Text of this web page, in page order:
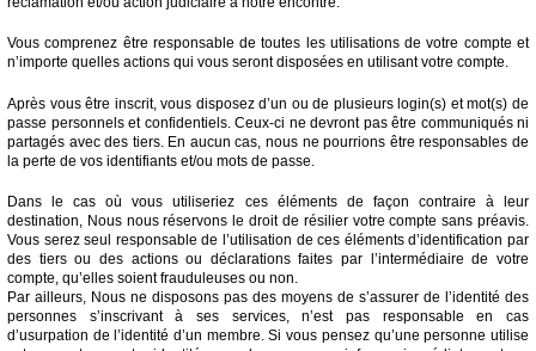
Vous comprenez être responsable de toutes les utilisations de votre compte et
n’importe quelles actions qui vous seront disposées en utilisant votre compte.
Après vous être inscrit, vous disposez d’un ou de plusieurs login(s) et mot(s) de
passe personnels et confidentiels. Ceux-ci ne devront pas être communiqués ni
partagés avec des tiers. En aucun cas, nous ne pourrions être responsables de
la perte de vos identifiants et/ou mots de passe.
Dans le cas où vous utiliseriez ces éléments de façon contraire à leur
destination, Nous nous réservons le droit de résilier votre compte sans préavis.
Vous serez seul responsable de l’utilisation de ces éléments d’identification par
des tiers ou des actions ou déclarations faites par l’intermédiaire de votre
compte, qu’elles soient frauduleuses ou non.
Par ailleurs, Nous ne disposons pas des moyens de s’assurer de l’identité des
personnes s’inscrivant à ses services, n’est pas responsable en cas
d’usurpation de l’identité d’un membre. Si vous pensez qu’une personne utilise